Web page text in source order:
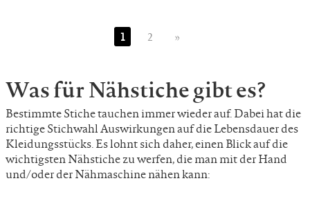
1 2 »
Was für Nähstiche gibt es?
Bestimmte Stiche tauchen immer wieder auf. Dabei hat die
richtige Stichwahl Auswirkungen auf die Lebensdauer des
Kleidungsstücks. Es lohnt sich daher, einen Blick auf die
wichtigsten Nähstiche zu werfen, die man mit der Hand
und/oder der Nähmaschine nähen kann: